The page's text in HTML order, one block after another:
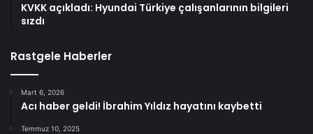
KVKK açıkladı: Hyundai Türkiye çalışanlarının bilgileri
sızdı
Rastgele Haberler
Mart 6, 2026
Acı haber geldi! İbrahim Yıldız hayatını kaybetti
Temmuz 10, 2025